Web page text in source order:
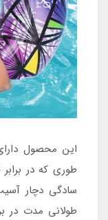
این محصول
طوری که در
سادگی دچار
طولانی مدت در